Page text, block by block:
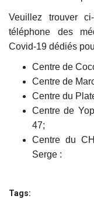
Veuillez trouver
téléphone des
Covid-19 dédiés
Centre de
Centre de
Centre du
Centre de
47;
Centre du
Serge :
Tags: